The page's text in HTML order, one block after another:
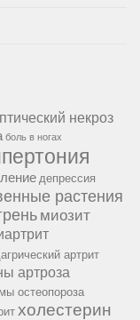
некроз
боль в ногах
депрессия
растения
миозит
артрит
артроза
остеопороза
холестерин